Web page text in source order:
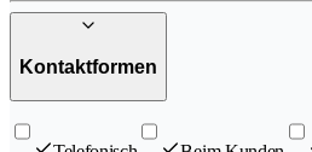
Kontaktformen